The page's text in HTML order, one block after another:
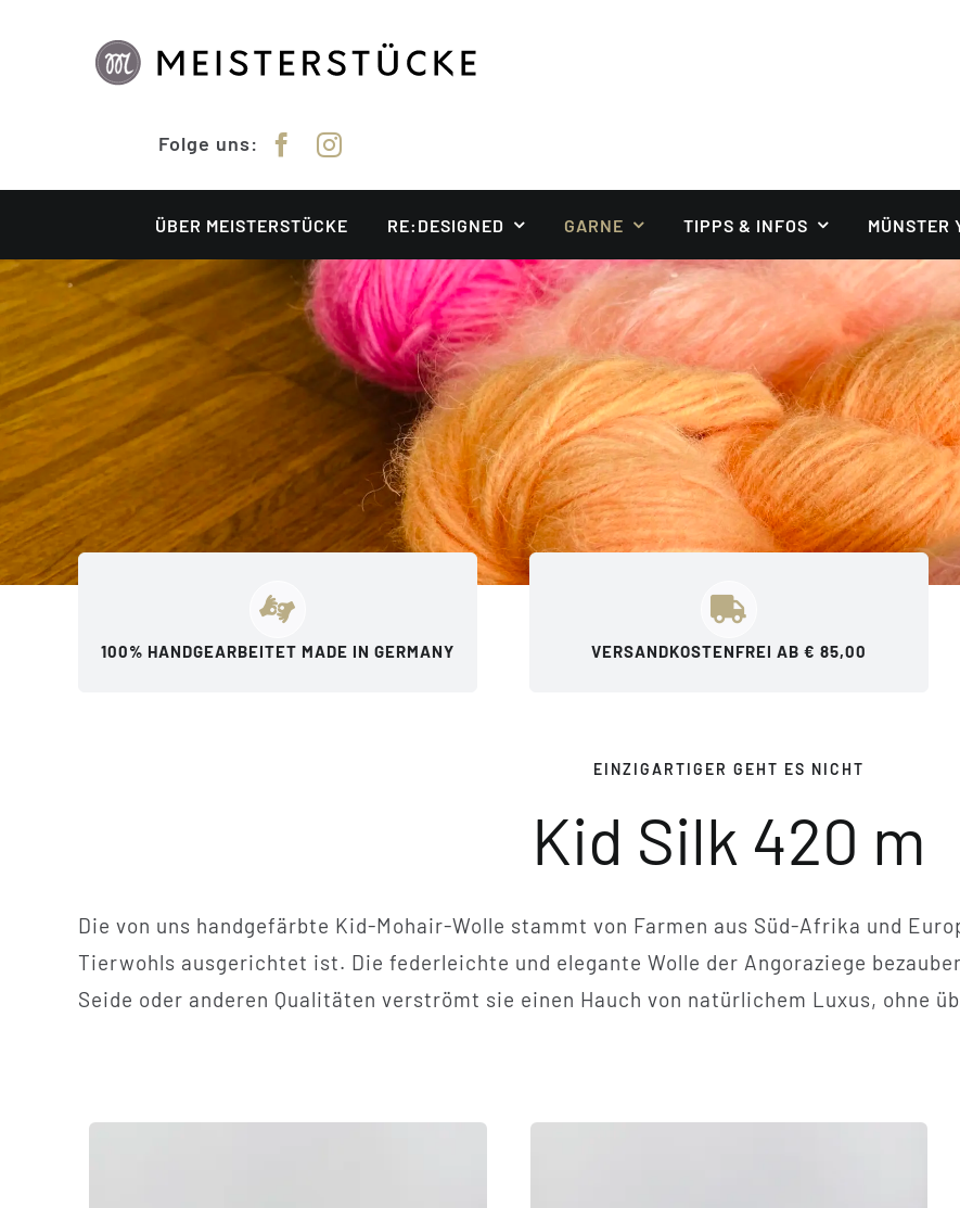
Folge uns:
ÜBER MEISTERSTÜCKE RE:DESIGNED GARNE TIPPS & INFOS MÜNSTER
100% HANDGEARBEITET MADE IN GERMANY VERSANDKOSTENFREI AB € 85,00
EINZIGARTIGER GEHT ES NICHT
Kid Silk 420 m
Die von uns handgefärbte Kid-Mohair-Wolle stammt von Farmen aus Süd-Afrika und
Tierwohls ausgerichtet ist. Die federleichte und elegante Wolle der Angoraziege
Seide oder anderen Qualitäten verströmt sie einen Hauch von natürlichem Luxus, ohne